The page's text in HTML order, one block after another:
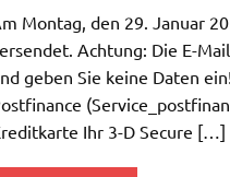
Montag, den 29. Januar
Achtung: Die E-
geben Sie keine Daten
(
Ihr 3-D Secure […]